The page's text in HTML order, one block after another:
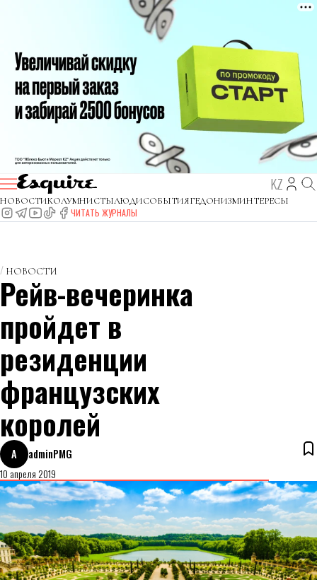
KZ
НОВОСТИКОЛУМНИСТЫЛЮДИСОБЫТИЯГЕДОНИЗМИНТЕРЕСЫ
ЧИТАТЬ ЖУРНАЛЫ
НОВОСТИ
Рейв-вечеринка
пройдет в
резиденции
французских
королей
A
adminPMG
10 апреля 2019